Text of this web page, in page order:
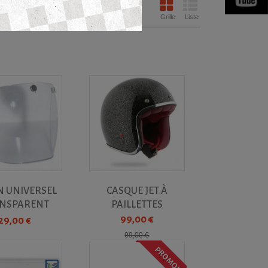
Afficher :
Grille Liste
UNIVERSEL
€
CASQUE JET À
PAILLETTES
ANTHRACITE -...
99,00 €
99,00 €
PROMO!